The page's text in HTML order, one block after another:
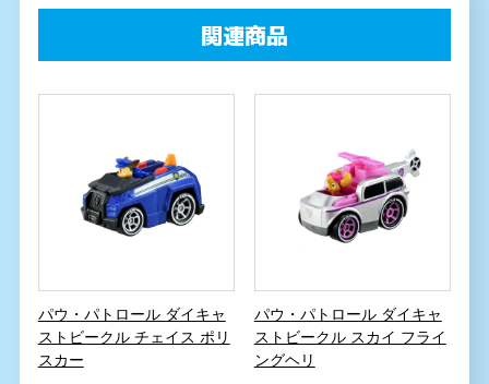
関連商品
パウ・パトロール ダイキャ
ストビークル チェイス ポリ
スカー
パウ・パトロール ダイキャ
ストビークル スカイ フライ
ングヘリ